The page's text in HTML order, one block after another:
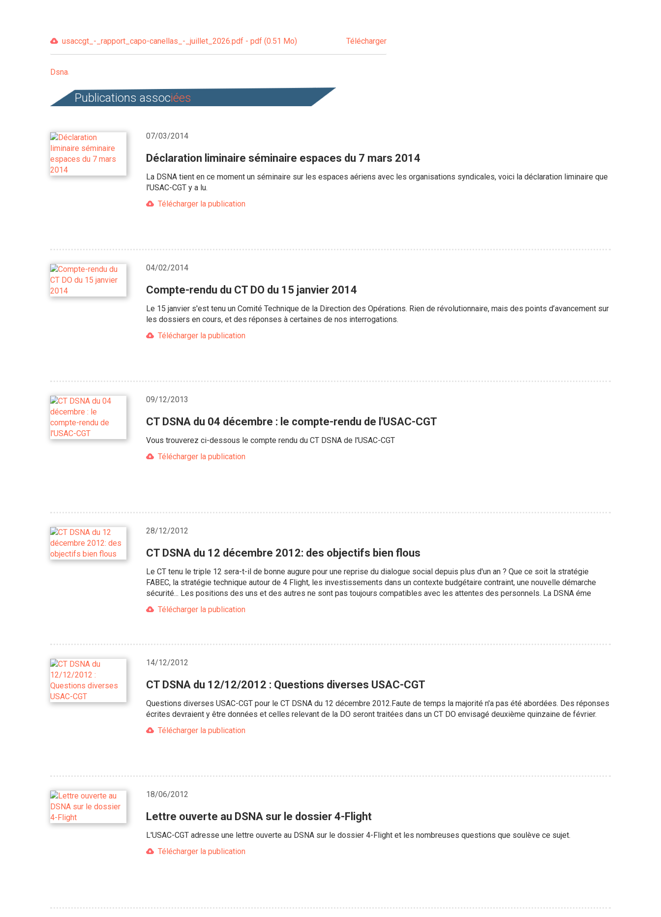
usaccgt_-_rapport_capo-canellas_-_juillet_2026.pdf - pdf (0.51 Mo) Télécharger
Dsna
Publications associées
07/03/2014
Déclaration liminaire séminaire espaces du 7 mars 2014
La DSNA tient en ce moment un séminaire sur les espaces aériens avec les organisations syndicales, voici la déclaration liminaire que
l'USAC-CGT y a lu.
Télécharger la publication
04/02/2014
Compte-rendu du CT DO du 15 janvier 2014
Le 15 janvier s'est tenu un Comité Technique de la Direction des Opérations. Rien de révolutionnaire, mais des points d’avancement sur
les dossiers en cours, et des réponses à certaines de nos interrogations.
Télécharger la publication
09/12/2013
CT DSNA du 04 décembre : le compte-rendu de l'USAC-CGT
Vous trouverez ci-dessous le compte rendu du CT DSNA de l'USAC-CGT
Télécharger la publication
28/12/2012
CT DSNA du 12 décembre 2012: des objectifs bien flous
Le CT tenu le triple 12 sera-t-il de bonne augure pour une reprise du dialogue social depuis plus d'un an ? Que ce soit la stratégie
FABEC, la stratégie technique autour de 4 Flight, les investissements dans un contexte budgétaire contraint, une nouvelle démarche
sécurité... Les positions des uns et des autres ne sont pas toujours compatibles avec les attentes des personnels. La DSNA éme
Télécharger la publication
14/12/2012
CT DSNA du 12/12/2012 : Questions diverses USAC-CGT
Questions diverses USAC-CGT pour le CT DSNA du 12 décembre 2012.Faute de temps la majorité n'a pas été abordées. Des réponses
écrites devraient y être données et celles relevant de la DO seront traitées dans un CT DO envisagé deuxième quinzaine de février.
Télécharger la publication
18/06/2012
Lettre ouverte au DSNA sur le dossier 4-Flight
L'USAC-CGT adresse une lettre ouverte au DSNA sur le dossier 4-Flight et les nombreuses questions que soulève ce sujet.
Télécharger la publication